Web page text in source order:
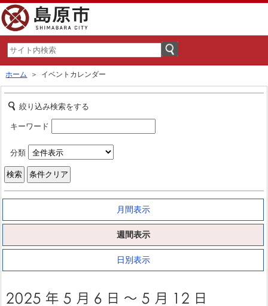
ホーム ＞ イベントカレンダー
絞り込み検索をする
キーワード
分類
月間表示
週間表示
日別表示